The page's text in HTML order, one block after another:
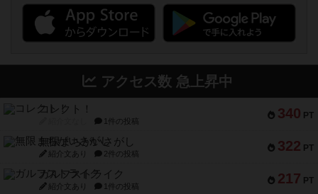
アクセス数 急上昇中
340 PT
コレクト！
1件の投稿
322 PT
無限まちがいさがし
紹介文あり 2件の投稿
217 PT
ガルフストライク
紹介文あり 1件の投稿